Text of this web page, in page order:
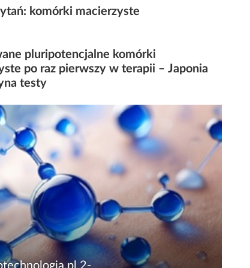
komórki macierzyste
pluripotencjalne komórki
po raz pierwszy w terapii – Japonia
testy